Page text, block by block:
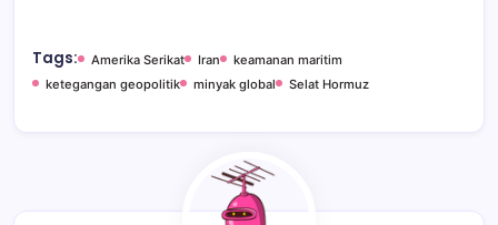
Tags: Amerika Serikat Iran
keamanan maritim
ketegangan geopolitik
minyak global Selat Hormuz